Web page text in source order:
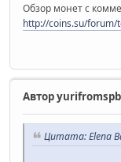
Обзор монет с
http://coins.su/forum/
Авторyurifromspb
Цитата: Elena